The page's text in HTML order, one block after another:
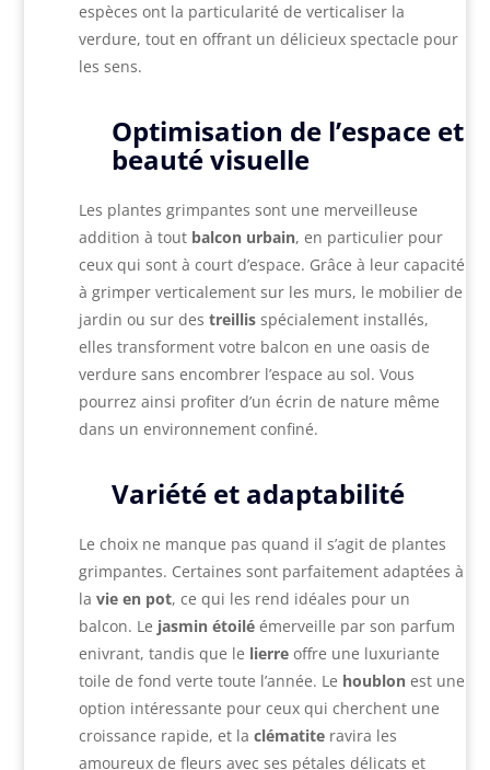
espèces ont la particularité de verticaliser la
verdure, tout en offrant un délicieux spectacle pour
les sens.
Optimisation de l’espace et
beauté visuelle
Les plantes grimpantes sont une merveilleuse
addition à tout balcon urbain, en particulier pour
ceux qui sont à court d’espace. Grâce à leur capacité
à grimper verticalement sur les murs, le mobilier de
jardin ou sur destreillis spécialement installés,
elles transforment votre balcon en une oasis de
verdure sans encombrer l’espace au sol. Vous
pourrez ainsi profiter d’un écrin de nature même
dans un environnement confiné.
Variété et adaptabilité
Le choix ne manque pas quand il s’agit de plantes
grimpantes. Certaines sont parfaitement adaptées à
lavie en pot, ce qui les rend idéales pour un
balcon. Le jasmin étoilé émerveille par son parfum
enivrant, tandis que le lierre offre une luxuriante
toile de fond verte toute l’année. Le houblon est une
option intéressante pour ceux qui cherchent une
croissance rapide, et laclématite ravira les
amoureux de fleurs avec ses pétales délicats et